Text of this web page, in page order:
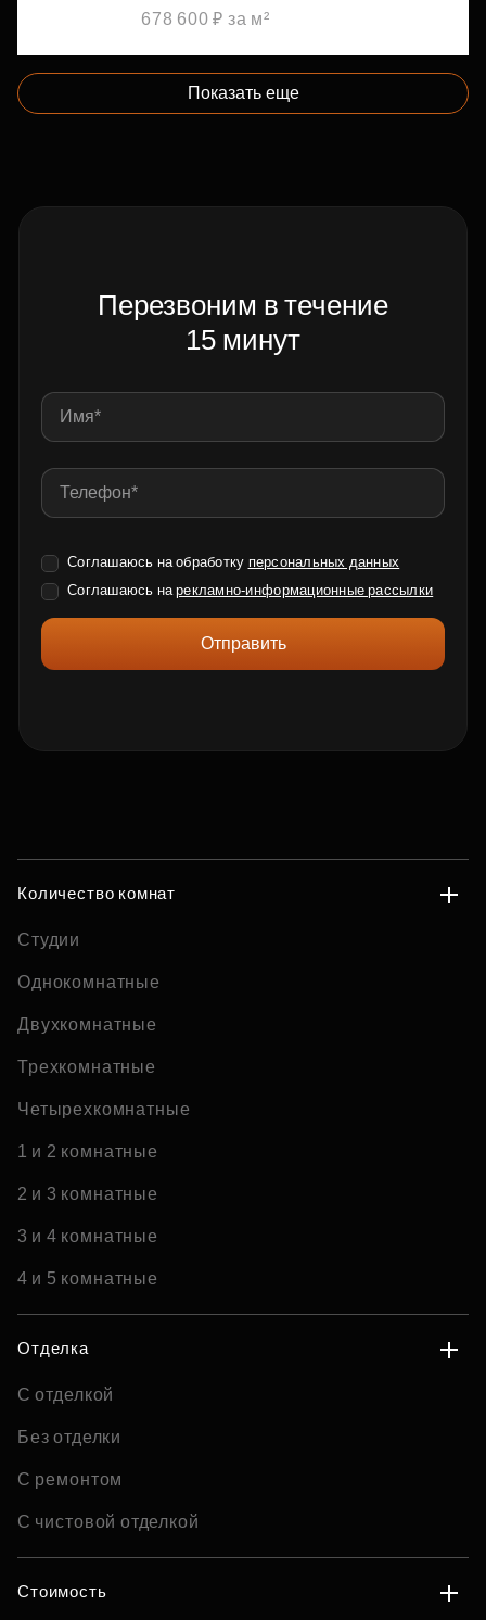
678 600 ₽ за м²
Показать еще
Перезвоним в течение
15 минут
Соглашаюсь на обработку персональных данных
Соглашаюсь нарекламно-информационные рассылки
Отправить
Количество комнат
Студии
Однокомнатные
Двухкомнатные
Трехкомнатные
Четырехкомнатные
1 и 2 комнатные
2 и 3 комнатные
3 и 4 комнатные
4 и 5 комнатные
Отделка
С отделкой
Без отделки
С ремонтом
С чистовой отделкой
Стоимость